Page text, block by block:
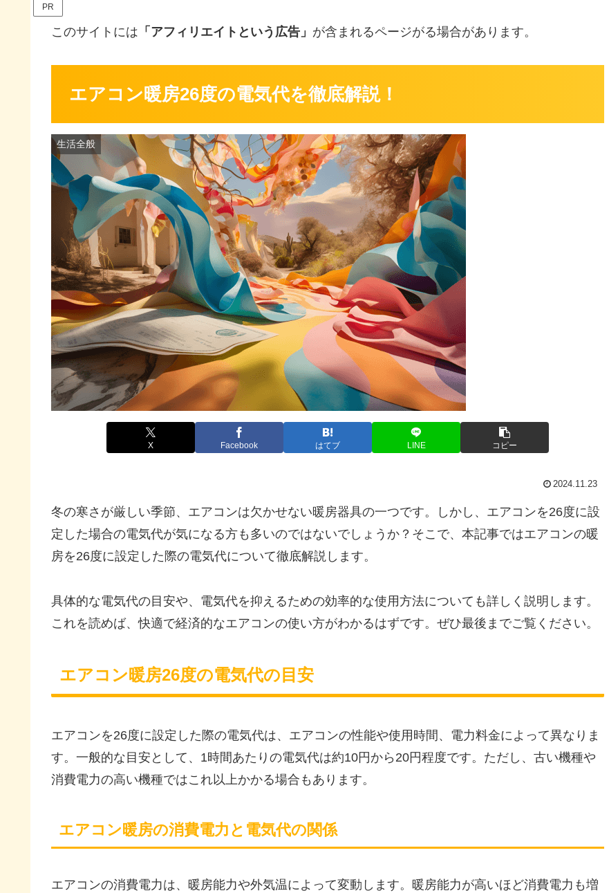
PR
このサイトには 「アフィリエイトという広告」 が含まれるページがる場合があります。
エアコン暖房26度の電気代を徹底解説！
生活全般
X Facebook はてブ LINE コピー
2024.11.23
冬の寒さが厳しい季節、エアコンは欠かせない暖房器具の一つです。しかし、エアコンを26度に設
定した場合の電気代が気になる方も多いのではないでしょうか？そこで、本記事ではエアコンの暖
房を26度に設定した際の電気代について徹底解説します。
具体的な電気代の目安や、電気代を抑えるための効率的な使用方法についても詳しく説明します。
これを読めば、快適で経済的なエアコンの使い方がわかるはずです。ぜひ最後までご覧ください。
エアコン暖房26度の電気代の目安
エアコンを26度に設定した際の電気代は、エアコンの性能や使用時間、電力料金によって異なりま
す。一般的な目安として、1時間あたりの電気代は約10円から20円程度です。ただし、古い機種や
消費電力の高い機種ではこれ以上かかる場合もあります。
エアコン暖房の消費電力と電気代の関係
エアコンの消費電力は、暖房能力や外気温によって変動します。暖房能力が高いほど消費電力も増